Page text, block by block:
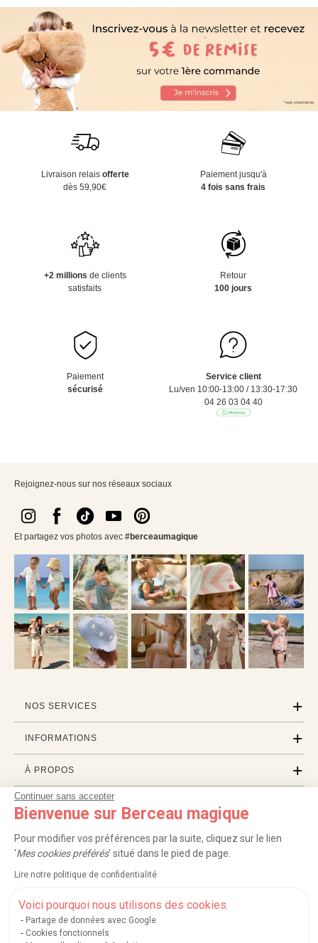
Continuer sans accepter
Bienvenue sur Berceau magique
Pour modifier vos préférences par la suite, cliquez sur le lien
'Mes cookies préférés' situé dans le pied de page.
Lire notre politique de confidentialité
Voici pourquoi nous utilisons des cookies.
Partage de données avec Google
Cookies fonctionnels
Livraison relais offerte
dès 59,90€
Paiement jusqu'à
4 fois sans frais
+2 millions de clients
satisfaits
Retour
100 jours
Paiement
sécurisé
Service client
Lu/ven 10:00-13:00 / 13:30-17:30
04 26 03 04 40
Rejoignez-nous sur nos réseaux sociaux
Et partagez vos photos avec #berceaumagique
NOS SERVICES
INFORMATIONS
À PROPOS
PROFESSIONNELS
LISTES CADEAUX
Service après-vente| FAQ |Rappels de produits|Protection des données
Mentions légales et crédits Conditions générales de ventes